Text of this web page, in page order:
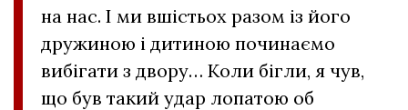
на нас. І ми вшістьох разом із його
дружиною і дитиною починаємо
вибігати з двору… Коли бігли, я чув,
що був такий удар лопатою об